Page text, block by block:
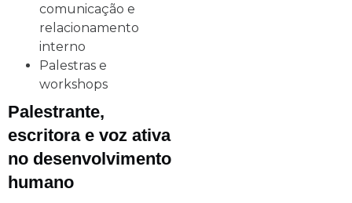
comunicação e
relacionamento
interno
Palestras e
workshops
Palestrante,
escritora e voz ativa
no desenvolvimento
humano